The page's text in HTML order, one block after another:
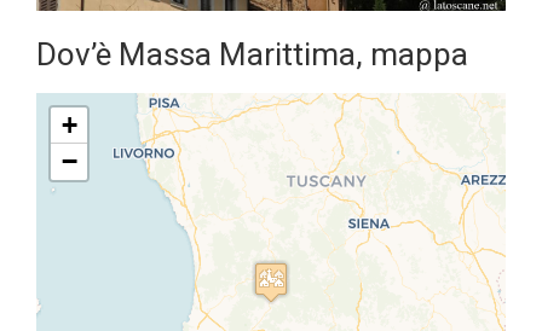
Dov’è Massa Marittima, mappa
Travelers' Map is loading...
If you see this after your page is
loaded completely, leafletJS files
+
−